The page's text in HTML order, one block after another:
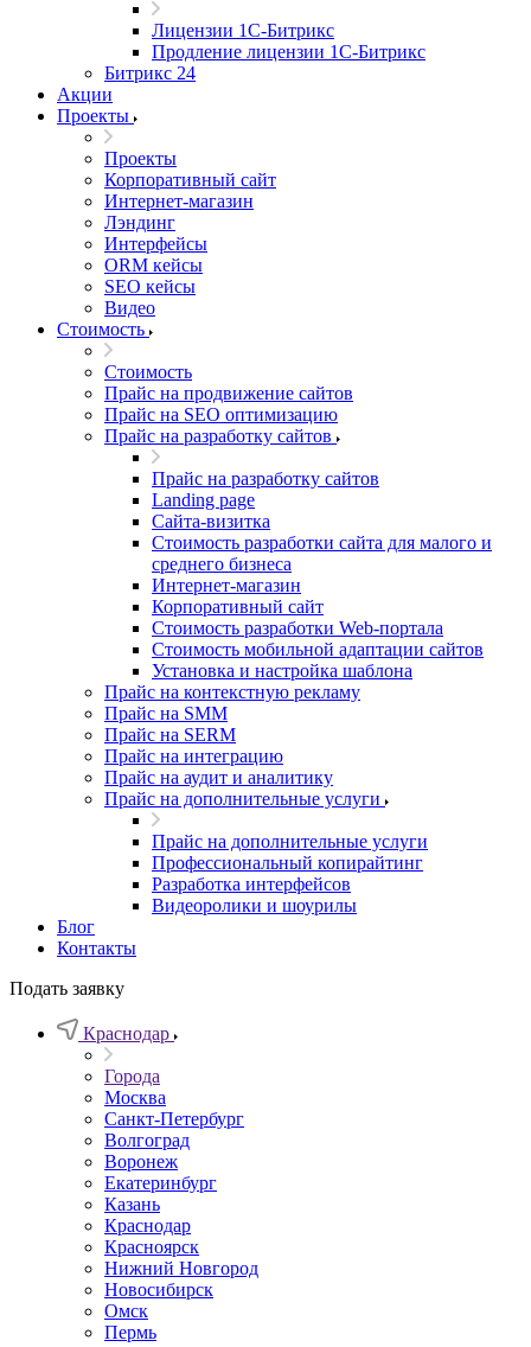
Лицензии 1С-Битрикс
Продление лицензии 1С-Битрикс
Битрикс 24
Акции
Проекты
Проекты
Корпоративный сайт
Интернет-магазин
Лэндинг
Интерфейсы
ORM кейсы
SEO кейсы
Видео
Стоимость
Стоимость
Прайс на продвижение сайтов
Прайс на SEO оптимизацию
Прайс на разработку сайтов
Прайс на разработку сайтов
Landing page
Cайта-визитка
Стоимость разработки сайта для малого и
среднего бизнеса
Интернет-магазин
Корпоративный сайт
Стоимость разработки Web-портала
Стоимость мобильной адаптации сайтов
Установка и настройка шаблона
Прайс на контекстную рекламу
Прайс на SMM
Прайс на SERM
Прайс на интеграцию
Прайс на аудит и аналитику
Прайс на дополнительные услуги
Прайс на дополнительные услуги
Профессиональный копирайтинг
Разработка интерфейсов
Видеоролики и шоурилы
Блог
Контакты
Подать заявку
Краснодар
Города
Москва
Санкт-Петербург
Волгоград
Воронеж
Екатеринбург
Казань
Краснодар
Красноярск
Нижний Новгород
Новосибирск
Омск
Пермь